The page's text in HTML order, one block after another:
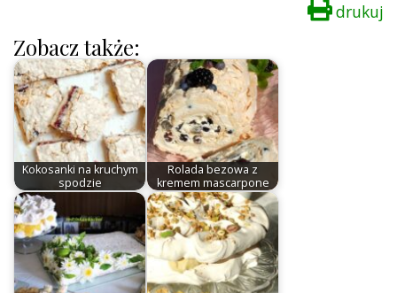
drukuj
Zobacz także:
Kokosanki na kruchym
spodzie
Rolada bezowa z
kremem mascarpone